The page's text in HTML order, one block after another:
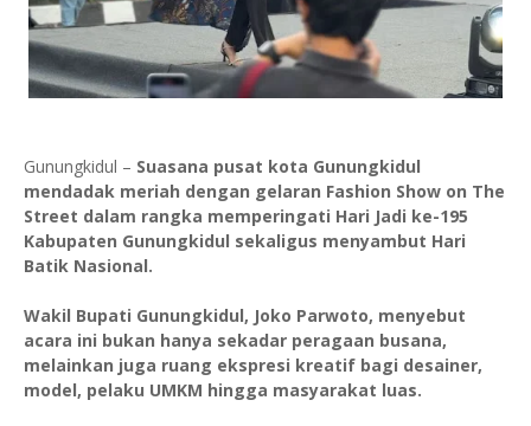
Gunungkidul – Suasana pusat kota Gunungkidul
mendadak meriah dengan gelaran Fashion Show on The
Street dalam rangka memperingati Hari Jadi ke-195
Kabupaten Gunungkidul sekaligus menyambut Hari
Batik Nasional.
Wakil Bupati Gunungkidul, Joko Parwoto, menyebut
acara ini bukan hanya sekadar peragaan busana,
melainkan juga ruang ekspresi kreatif bagi desainer,
model, pelaku UMKM hingga masyarakat luas.